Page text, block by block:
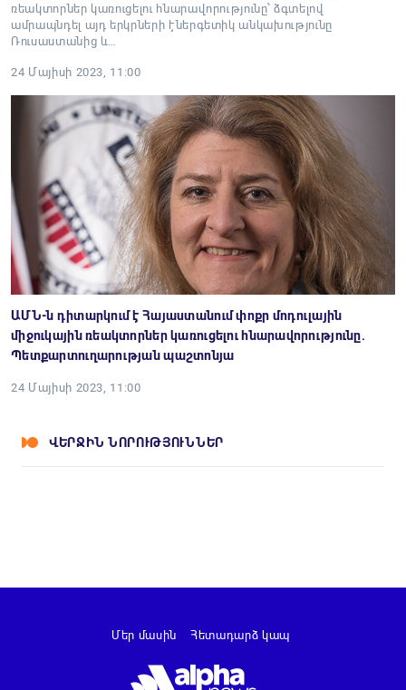
ռեակտորներ կառուցելու հնարավորությունը՝ ձգտելով
ամրապնդել այդ երկրների էներգետիկ անկախությունը
Ռուսաստանից և…
24 Մայիսի 2023, 11:00
ԱՄՆ-ն դիտարկում է Հայաստանում փոքր մոդուլային
միջուկային ռեակտորներ կառուցելու հնարավորությունը.
Պետքարտուղարության պաշտոնյա
24 Մայիսի 2023, 11:00
ՎԵՐՋԻՆ ՆՈՐՈՒԹՅՈՒՆՆԵՐ
Մեր մասին Հետադարձ կապ